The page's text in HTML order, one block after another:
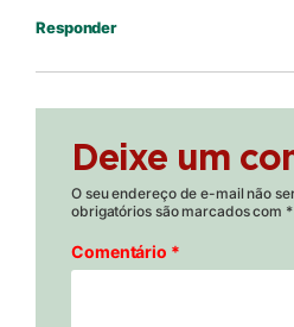
Responder
Deixe um
O seu endereço de e-mail não
obrigatórios são marcados com *
Comentário *